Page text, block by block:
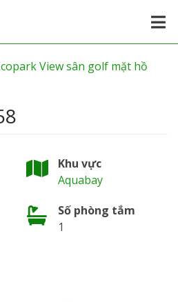
View sân golf mặt hồ
Khu vực
Aquabay
Số phòng tắm
1